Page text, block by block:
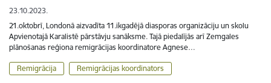
23.10.2023.
21.oktobrī, Londonā aizvadīta 11.ikgadējā diasporas organizāciju un skolu
Apvienotajā Karalistē pārstāvju sanāksme. Tajā piedalījās arī Zemgales
plānošanas reģiona remigrācijas koordinatore Agnese…
Remigrācija Remigrācijas koordinators